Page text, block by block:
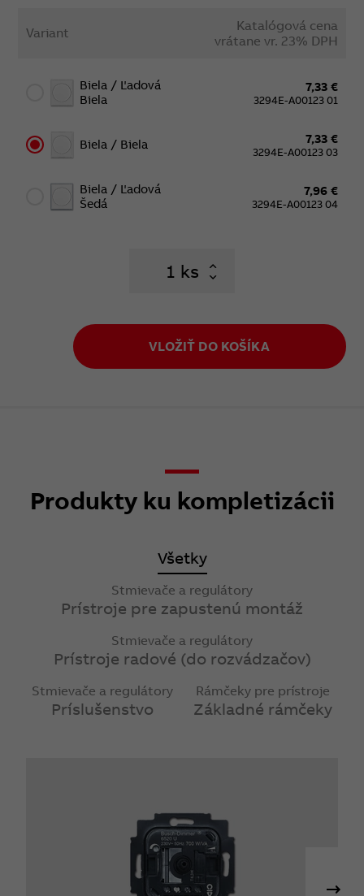
Variant
Katalógová cena
vrátane vr. 23% DPH
Biela / Ľadová
Biela
7,33 €
3294E-A00123 01
Biela / Biela 7,33 €
3294E-A00123 03
Biela / Ľadová
Šedá
7,96 €
3294E-A00123 04
ks
VLOŽIŤ DO KOŠÍKA
Produkty ku kompletizácii
Všetky
Stmievače a regulátory
Prístroje pre zapustenú montáž
Stmievače a regulátory
Prístroje radové (do rozvádzačov)
Stmievače a regulátory
Príslušenstvo
Rámčeky pre prístroje
Základné rámčeky